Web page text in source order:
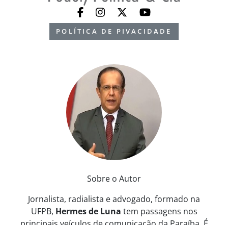
POLÍTICA DE PIVACIDADE
Sobre o Autor
Jornalista, radialista e advogado, formado na
UFPB, Hermes de Luna tem passagens nos